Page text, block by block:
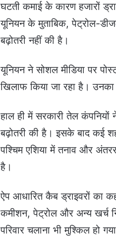
घटती कमाई के कारण हजारों
यूनियन के मुताबिक, पेट्रोल-
बढ़ोतरी नहीं की है।
यूनियन ने सोशल मीडिया पर
खिलाफ किया जा रहा है। उनका
हाल ही में सरकारी तेल
बढ़ोतरी की है। इसके बाद कई
पश्चिम एशिया में तनाव और
है।
ऐप आधारित कैब ड्राइवरों का
कमीशन, पेट्रोल और अन्य खर्च
परिवार चलाना भी मुश्किल हो